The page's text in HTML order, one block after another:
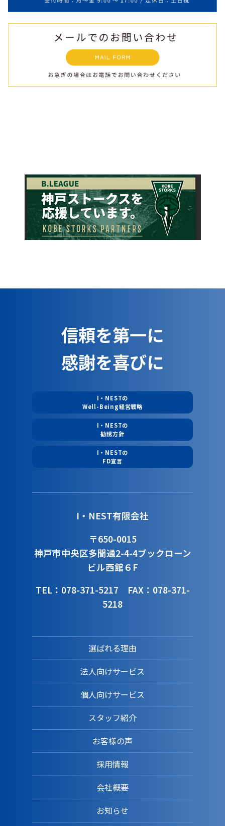
信頼を第一に
感謝を喜びに
I・NESTの
Well-Being経営戦略
I・NESTの
勧誘方針
I・NESTの
FD宣言
I・NEST有限会社
〒650-0015
神戸市中央区多聞通2-4-4ブックローン
ビル西館６F
TEL：078-371-5217 FAX：078-371-
5218
選ばれる理由
法人向けサービス
個人向けサービス
スタッフ紹介
お客様の声
採用情報
会社概要
お知らせ